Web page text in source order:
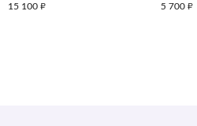
15 100 ₽ 5 700 ₽